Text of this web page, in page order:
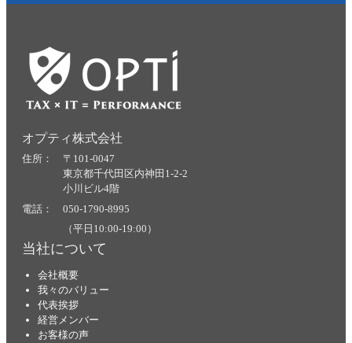
オプティ株式会社
住所： 〒101-0047
東京都千代田区内神田1-2-2
小川ビル4階
電話： 050-1790-8995
（平日10:00-19:00）
当社について
会社概要
我々のバリュー
代表挨拶
経営メンバー
お客様の声